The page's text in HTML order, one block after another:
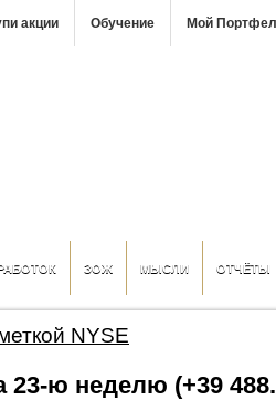
акции Обучение Мой
ЗОЖ МЫСЛИ ОТЧЁТЫ
NYSE
23-ю неделю (+39